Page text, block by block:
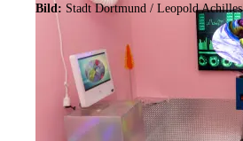
Bild: Stadt Dortmund / Leopold Achilles